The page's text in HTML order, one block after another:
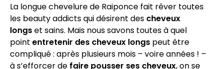
La longue chevelure de Raiponce fait rêver toutes
les beauty addicts qui désirent des cheveux
longset sains. Mais nous savons toutes à quel
point entretenir des cheveux longs peut être
compliqué : après plusieurs mois – voire années ! –
à s’efforcer de faire pousser ses cheveux, on se